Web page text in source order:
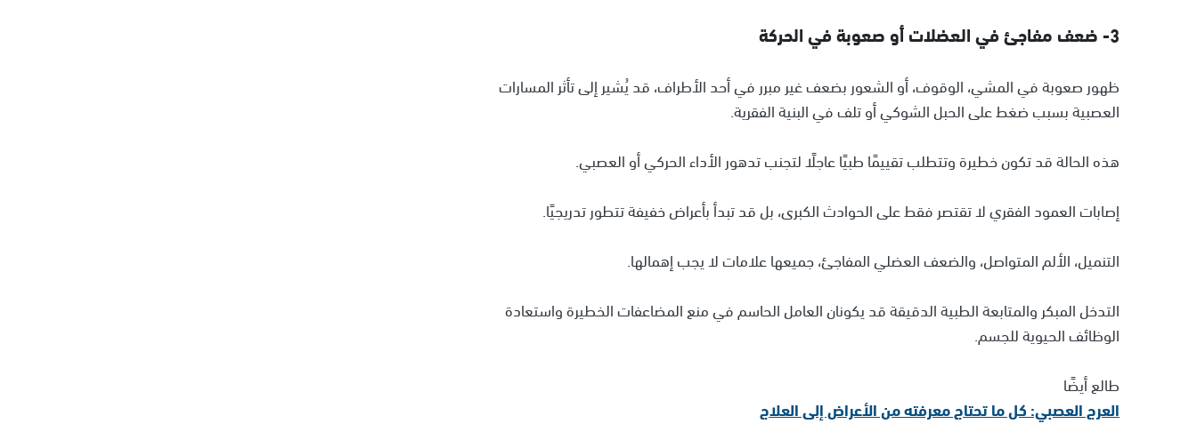
3- ضعف مفاجئ في العضلات أو صعوبة في الحركة
ظهور صعوبة في المشي، الوقوف، أو الشعور بضعف غير مبرر في أحد الأطراف، قد يُشير إلى تأثر المسارات
العصبية بسبب ضغط على الحبل الشوكي أو تلف في البنية الفقرية.
هذه الحالة قد تكون خطيرة وتتطلب تقييمًا طبيًا عاجلًا لتجنب تدهور الأداء الحركي أو العصبي.
إصابات العمود الفقري لا تقتصر فقط على الحوادث الكبرى، بل قد تبدأ بأعراض خفيفة تتطور تدريجيًا.
التنميل، الألم المتواصل، والضعف العضلي المفاجئ، جميعها علامات لا يجب إهمالها.
التدخل المبكر والمتابعة الطبية الدقيقة قد يكونان العامل الحاسم في منع المضاعفات الخطيرة واستعادة
الوظائف الحيوية للجسم.
طالع أيضًا
العرج العصبي: كل ما تحتاج معرفته من الأعراض إلى العلاج